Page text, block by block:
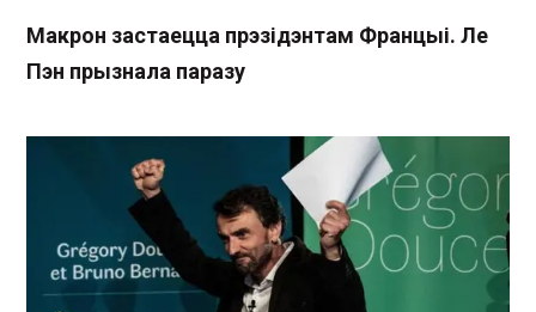
Макрон застаецца прэзідэнтам Францыі. Ле
Пэн прызнала паразу